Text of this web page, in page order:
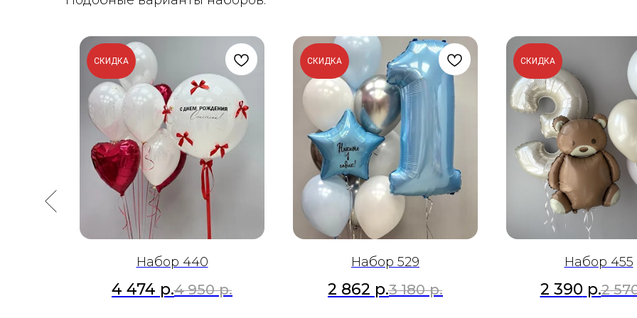
СКИДКА
Набор 440
4 474 р.4 950 р.
СКИДКА
Набор 529
2 862 р.3 180 р.
СКИДКА
Набор 455
2 390 р.2